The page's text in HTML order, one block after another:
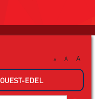
A A A
OUEST-EDEL